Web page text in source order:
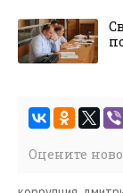
Оцените